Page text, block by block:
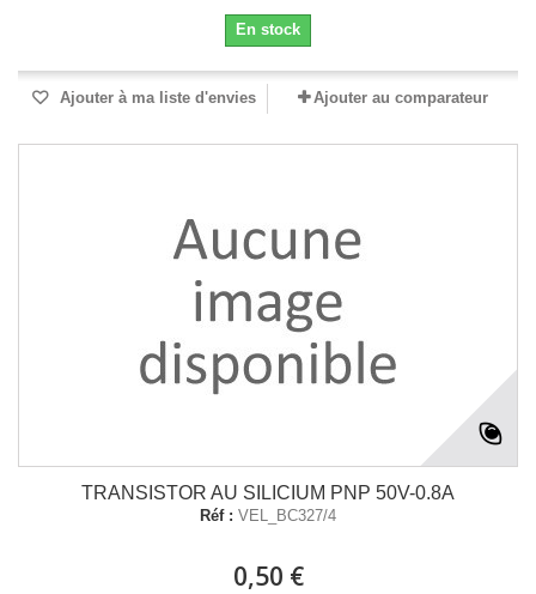
En stock
Ajouter à ma liste d'envies Ajouter au comparateur
TRANSISTOR AU SILICIUM PNP 50V-0.8A
Réf : VEL_BC327/4
0,50 €